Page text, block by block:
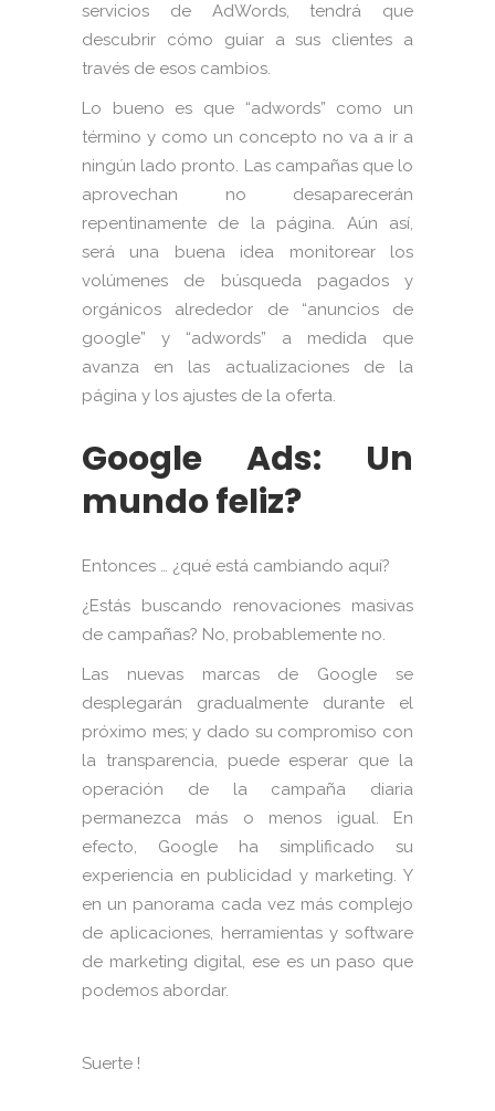
servicios de AdWords, tendrá que
descubrir cómo guiar a sus clientes a
través de esos cambios.
Lo bueno es que “adwords” como un
término y como un concepto no va a ir a
ningún lado pronto. Las campañas que lo
aprovechan no desaparecerán
repentinamente de la página. Aún así,
será una buena idea monitorear los
volúmenes de búsqueda pagados y
orgánicos alrededor de “anuncios de
google” y “adwords” a medida que
avanza en las actualizaciones de la
página y los ajustes de la oferta.
Google Ads: Un
mundo feliz?
Entonces … ¿qué está cambiando aquí?
¿Estás buscando renovaciones masivas
de campañas? No, probablemente no.
Las nuevas marcas de Google se
desplegarán gradualmente durante el
próximo mes; y dado su compromiso con
la transparencia, puede esperar que la
operación de la campaña diaria
permanezca más o menos igual. En
efecto, Google ha simplificado su
experiencia en publicidad y marketing. Y
en un panorama cada vez más complejo
de aplicaciones, herramientas y software
de marketing digital, ese es un paso que
podemos abordar.
Suerte !